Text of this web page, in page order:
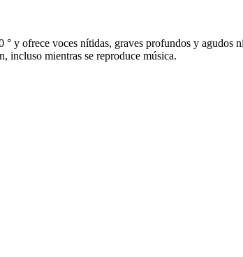
y ofrece voces nítidas, graves profundos y agudos
incluso mientras se reproduce música.